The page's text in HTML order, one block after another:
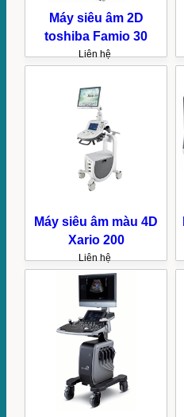
Máy siêu âm 2D
toshiba Famio 30
Liên hệ
Máy siêu âm màu 4D
Xario 200
Liên hệ